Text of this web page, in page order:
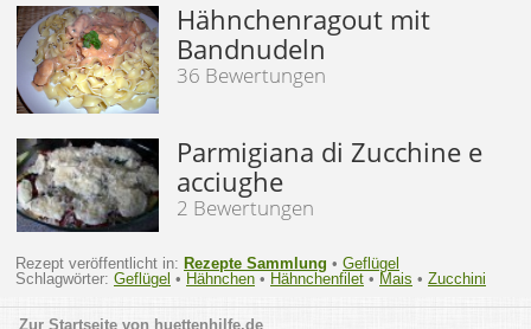
Hähnchenragout mit
Bandnudeln
36 Bewertungen
Parmigiana di Zucchine e
acciughe
2 Bewertungen
Rezept veröffentlicht in: Rezepte Sammlung • Geflügel
Schlagwörter: Geflügel • Hähnchen • Hähnchenfilet • Mais • Zucchini
huettenhilfe.de